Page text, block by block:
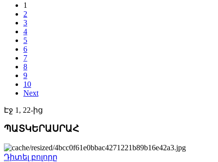
1
2
3
4
5
6
7
8
9
10
Next
Էջ 1, 22-ից
ՊԱՏԿԵՐԱՍՐԱՀ
Դիտել բոլորը